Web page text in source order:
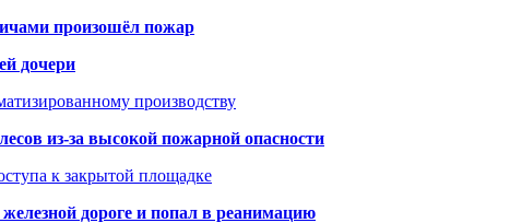
произошёл пожар
дочери
производству
из-за высокой пожарной опасности
к закрытой площадке
дороге и попал в реанимацию